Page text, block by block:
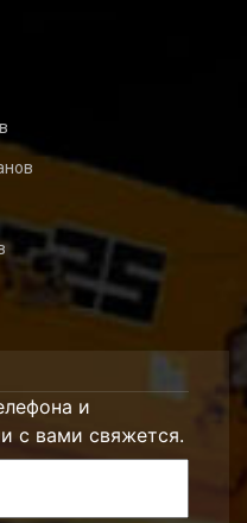
и
с вами свяжется.